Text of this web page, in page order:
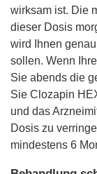
wirksam ist. Die
dieser Dosis
wird Ihnen
sollen. Wenn
Sie abends die
Sie Clozapin
und das
Dosis zu
mindestens 6